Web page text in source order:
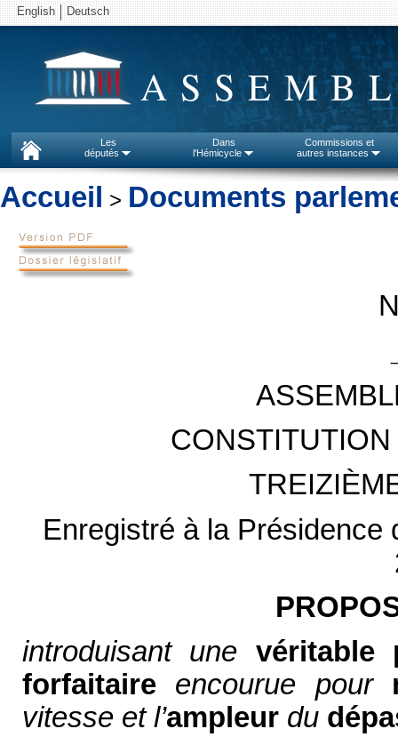
English Deutsch
Les
députés
Dans
l'Hémicycle
Commissions et
autres instances
Accueil > Documents
Enregistré à la Présidence
introduisant une véritable
forfaitaireencourue pour
vitesse et l’ampleurdu